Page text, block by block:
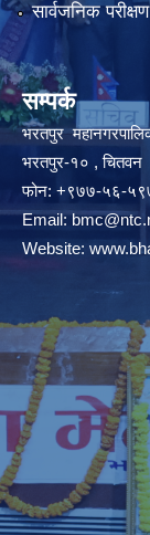
सार्वजनिक परीक्षण
सम्पर्क
भरतपुर
भरतपुर-१० , चितवन
फोन: +९७७-५६-
Email:
Website: